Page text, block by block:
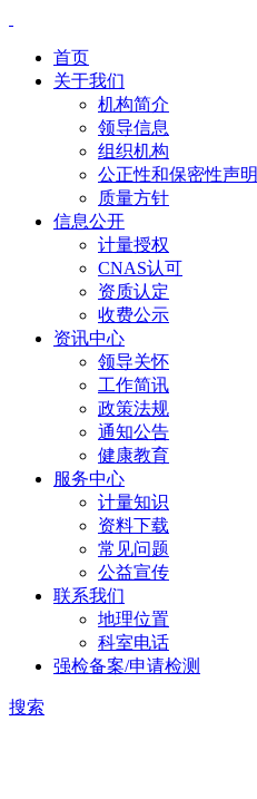
首页
关于我们
机构简介
领导信息
组织机构
公正性和保密性声明
质量方针
信息公开
计量授权
CNAS认可
资质认定
收费公示
资讯中心
领导关怀
工作简讯
政策法规
通知公告
健康教育
服务中心
计量知识
资料下载
常见问题
公益宣传
联系我们
地理位置
科室电话
强检备案/申请检测
搜索